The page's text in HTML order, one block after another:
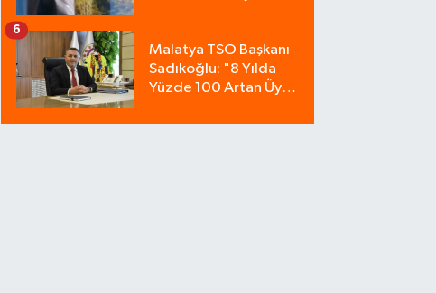
Malatya TSO Başkanı
Sadıkoğlu: "8 Yılda
Yüzde 100 Artan Üye
Göstergesidir"
6